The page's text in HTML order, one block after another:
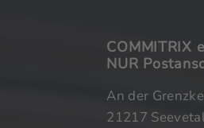
COMMITRIX
NUR
An der
21217